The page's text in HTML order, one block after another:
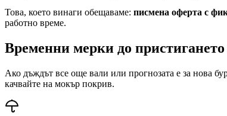
Това, което винаги обещаваме: писмена оферта с
работно време.
Временни мерки до
Ако дъждът все още вали или прогнозата е за нова
качвайте на мокър покрив.